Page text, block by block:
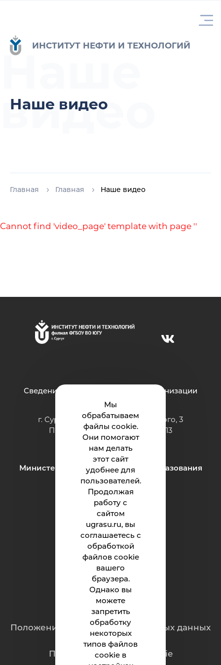
Мы
обрабатываем
файлы cookie.
Они помогают
нам делать
этот сайт
удобнее для
пользователей.
Продолжая
работу с
сайтом
ugrasu.ru, вы
соглашаетесь с
обработкой
файлов cookie
вашего
браузера.
Однако вы
можете
запретить
обработку
некоторых
типов файлов
cookie в
ИНСТИТУТ НЕФТИ И ТЕХНОЛОГИЙ
Наше видео
Главная Главная Наше видео
Наше
видео
Cannot find 'video_page' template with page ''
Сведения об образовательной организации
г. Сургут ул. Григория Кукуевицкого, 3
Приёмная: тел.: +7 (3462) 550-413
e-mail:inteh@ugrasu.ru
Министерство науки и высшего образования
Российской Федерации
Институт
Абитуриенту
Студенту
Родителям
Обращения граждан
Положение о защите персональных данных
Политика обработки cookie